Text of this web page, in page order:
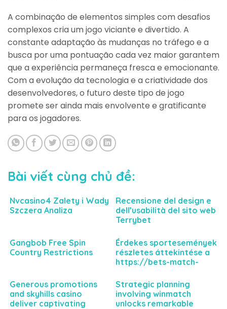
A combinação de elementos simples com desafios
complexos cria um jogo viciante e divertido. A
constante adaptação às mudanças no tráfego e a
busca por uma pontuação cada vez maior garantem
que a experiência permaneça fresca e emocionante.
Com a evolução da tecnologia e a criatividade dos
desenvolvedores, o futuro deste tipo de jogo
promete ser ainda mais envolvente e gratificante
para os jogadores.
Bài viết cùng chủ đề:
Nvcasino4 Zalety i Wady
Szczera Analiza
Recensione del design e
dell’usabilità del sito web
Terrybet
Gangbob Free Spin
Country Restrictions
Érdekes sportesemények
részletes áttekintése a
https://bets-match-
keresztül a nyerési
esélyekhez
Generous promotions
and skyhills casino
deliver captivating
Strategic planning
involving winmatch
unlocks remarkable